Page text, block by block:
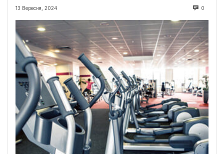
13 Вересня, 2024 0